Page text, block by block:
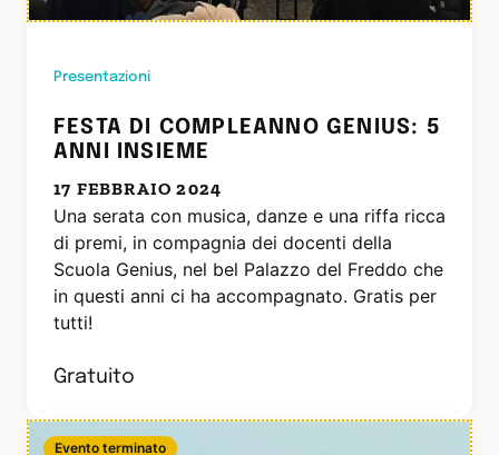
Presentazioni
FESTA DI COMPLEANNO GENIUS: 5
ANNI INSIEME
17 FEBBRAIO 2024
Una serata con musica, danze e una riffa ricca
di premi, in compagnia dei docenti della
Scuola Genius, nel bel Palazzo del Freddo che
in questi anni ci ha accompagnato. Gratis per
tutti!
Gratuito
Evento terminato